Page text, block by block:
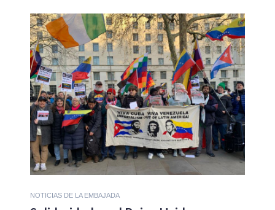
NOTICIAS DE LA EMBAJADA